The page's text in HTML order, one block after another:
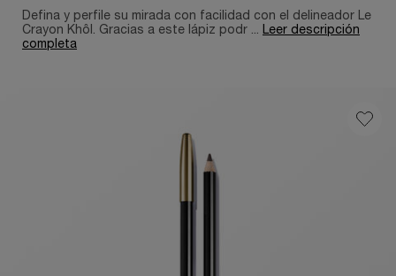
Defina y perfile su mirada con facilidad con el delineador Le
Crayon Khôl. Gracias a este lápiz podr ... Leer descripción
completa